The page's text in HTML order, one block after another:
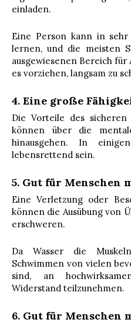
einladen.
Eine Person kann in sehr
lernen, und die meisten
ausgewiesenen Bereich
es vorziehen, langsam zu
4. Eine große
Die Vorteile des sicheren
können über die
hinausgehen. In
lebensrettend sein.
5. Gut für Menschen
Eine Verletzung oder
können die Ausübung von
erschweren.
Da Wasser die
Schwimmen von vielen
sind, an
Widerstand teilzunehmen.
6. Gut für Menschen